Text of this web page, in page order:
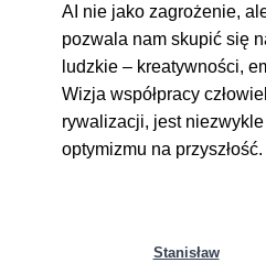
AI nie jako zagrożenie,
pozwala nam skupić się
ludzkie – kreatywności,
Wizja współpracy
rywalizacji, jest
optymizmu na przyszłość.
Stanisław